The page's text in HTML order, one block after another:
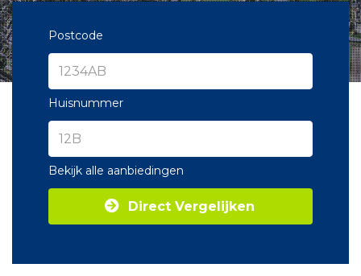
Postcode
Huisnummer
Bekijk alle aanbiedingen
Direct Vergelijken